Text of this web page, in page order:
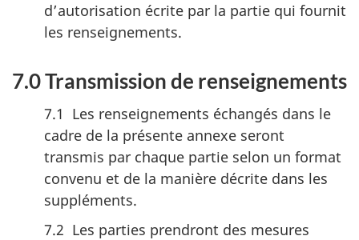
d’autorisation écrite par la partie qui fournit
les renseignements.
7.0 Transmission de renseignements
7.1 Les renseignements échangés dans le
cadre de la présente annexe seront
transmis par chaque partie selon un format
convenu et de la manière décrite dans les
suppléments.
7.2 Les parties prendront des mesures